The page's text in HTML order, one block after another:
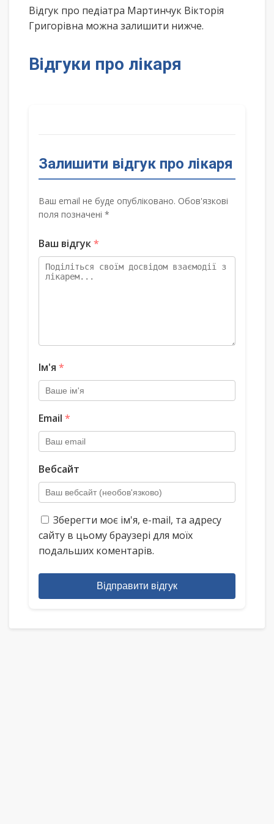
Відгук про педіатра Мартинчук Вікторія
Григорівна можна залишити нижче.
Відгуки про лікаря
Залишити відгук про лікаря
Ваш email не буде опубліковано. Обов'язкові
поля позначені *
Ваш відгук*
Ім'я *
Email *
Вебсайт
Зберегти моє ім'я, e-mail, та адресу
сайту в цьому браузері для моїх
подальших коментарів.
Відправити відгук